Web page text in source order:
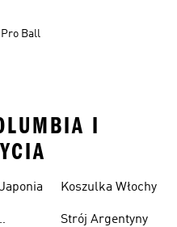
Pro Ball
I
Koszulka Włochy
Strój Argentyny